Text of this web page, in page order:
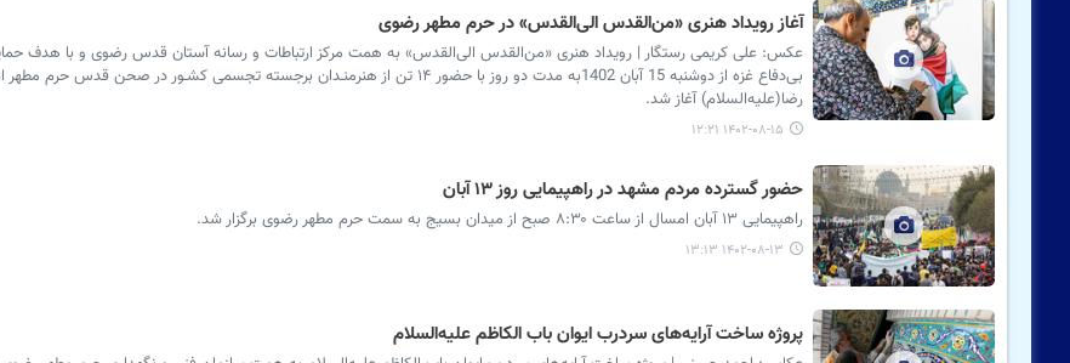
آغاز رویداد هنری «من‌القدس الی‌القدس» در حرم مطهر رضوی
عکس: علی کریمی رستگار | رویداد هنری «من‌القدس الی‌القدس» به همت مرکز ارتباطات و رسانه آستان قدس رضوی و با هدف
بی‌دفاع غزه از دوشنبه 15 آبان 1402به مدت دو روز با حضور ۱۴ تن از هنرمنـدان برجسته تجسمی کشـور در صحن قدس حرم
رضا(علیه‌السلام) آغاز شد.
۱۴۰۲-۰۸-۱۵ ۱۲:۲۱
حضور گسترده مردم مشهد در راهپیمایی روز ۱۳ آبان
راهپیمایی ۱۳ آبان امسال از ساعت ۸:۳۰ صبح از میدان بسیج به سمت حرم مطهر رضوی برگزار شد.
۱۴۰۲-۰۸-۱۳ ۱۳:۱۳
پروژه ساخت آرایه‌های سردرب ایوان باب الکاظم علیه‌السلام